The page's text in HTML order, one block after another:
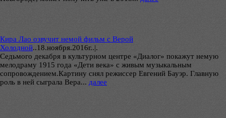
Кира Лао озвучит немой фильм с Верой
Холодной..18.ноября.2016г..|.
Седьмого декабря в культурном центре «Диалог» покажут немую
мелодраму 1915 года «Дети века» с живым музыкальным
сопровождением.Картину снял режиссер Евгений Бауэр. Главную
роль в ней сыграла Вера... далее